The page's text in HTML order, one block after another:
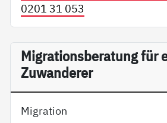
0201 31 053
Migrationsberatung für
Zuwanderer
Migration